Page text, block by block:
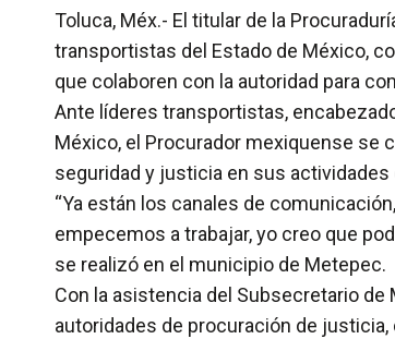
Toluca, Méx.- El titular de la
transportistas del Estado de México,
que colaboren con la autoridad para
Ante líderes transportistas,
México, el Procurador mexiquense se
seguridad y justicia en sus
“Ya están los canales de
empecemos a trabajar, yo creo que
se realizó en el municipio de Metepec.
Con la asistencia del Subsecretario
autoridades de procuración de